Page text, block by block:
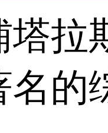
塔拉
名的